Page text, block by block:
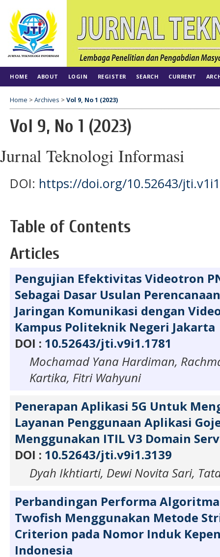
HOME ABOUT LOGIN REGISTER SEARCH CURRENT
Home > Archives > Vol 9, No 1 (2023)
Vol 9, No 1 (2023)
Jurnal Teknologi Informasi
DOI: https://doi.org/10.52643/jti.v1i1
Table of Contents
Articles
Pengujian Efektivitas Videotron
Sebagai Dasar Usulan
Jaringan Komunikasi dengan
Kampus Politeknik Negeri Jakarta
DOI : 10.52643/jti.v9i1.1781
Mochamad Yana Hardiman,
Kartika, Fitri Wahyuni
Penerapan Aplikasi 5G Untuk
Layanan Penggunaan Aplikasi
Menggunakan ITIL V3 Domain
DOI : 10.52643/jti.v9i1.3139
Dyah Ikhtiarti, Dewi Novita Sari,
Perbandingan Performa Algoritma
Twofish Menggunakan Metode
Criterion pada Nomor Induk
Indonesia